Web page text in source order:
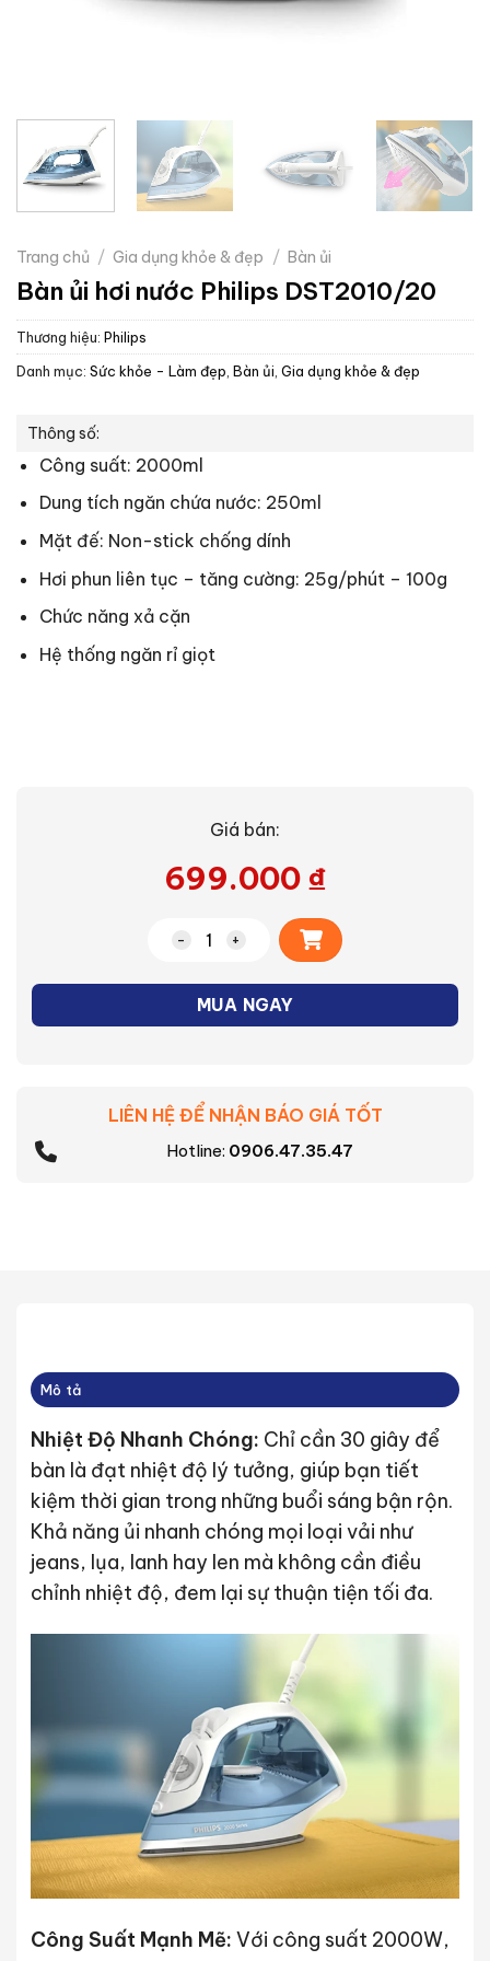
Trang chủ / Gia dụng khỏe & đẹp / Bàn ủi
Bàn ủi hơi nước Philips DST2010/20
Thương hiệu: Philips
Danh mục: Sức khỏe - Làm đẹp Bàn ủi Gia dụng khỏe & đẹp
Thông số:
Công suất: 2000ml
Dung tích ngăn chứa nước: 250ml
Mặt đế: Non-stick chống dính
Hơi phun liên tục – tăng cường: 25g/phút – 100g
Chức năng xả cặn
Hệ thống ngăn rỉ giọt
Giá bán:
699.000 ₫
Bàn ủi hơi nước Philips DST2010/20 số
MUA NGAY
Alternative:
LIÊN HỆ ĐỂ NHẬN BÁO GIÁ TỐT
Hotline: 0906.47.35.47
Mô tả
Nhiệt Độ Nhanh Chóng: Chỉ cần 30 giây để
bàn là đạt nhiệt độ lý tưởng, giúp bạn tiết
kiệm thời gian trong những buổi sáng bận rộn.
Khả năng ủi nhanh chóng mọi loại vải như
jeans, lụa, lanh hay len mà không cần điều
chỉnh nhiệt độ, đem lại sự thuận tiện tối đa.
Công Suất Mạnh Mẽ: Với công suất 2000W,